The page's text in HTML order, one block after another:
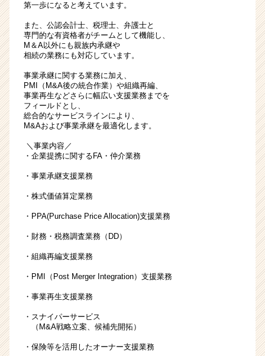
決
支
援！
#M
A
|
ベ
ン
チ
ー・
か
ス
ト
く
就
サ
第一歩になると考えています。
また、公認会計士、税理士、弁護士と
専門的な有資格者がチームとして機能し、
M＆A以外にも親族内承継や
相続の業務にも対応しています。
事業承継に関する業務に加え、
PMI（M&A後の統合作業）や組織再編、
事業再生などさらに幅広い支援業務までを
フィールドとし、
総合的なサービスラインにより、
M&Aおよび事業承継を最適化します。
＼事業内容／
・企業提携に関するFA・仲介業務
・事業承継支援業務
・株式価値算定業務
・PPA(Purchase Price Allocation)支援業務
・財務・税務調査業務（DD）
・組織再編支援業務
・PMI（Post Merger Integration）支援業務
・事業再生支援業務
・スナイパーサービス
（M&A戦略立案、候補先開拓）
・保険等を活用したオーナー支援業務